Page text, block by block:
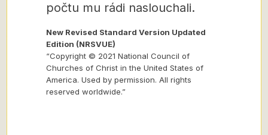
počtu mu rádi naslouchali.
New Revised Standard Version Updated
Edition (NRSVUE)
“Copyright © 2021 National Council of
Churches of Christ in the United States of
America. Used by permission. All rights
reserved worldwide.”